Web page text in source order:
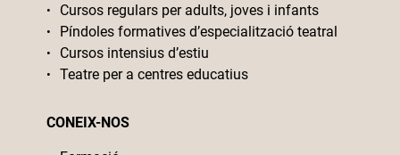
Cursos regulars per adults, joves i infants
Píndoles formatives d’especialització teatral
Cursos intensius d’estiu
Teatre per a centres educatius
CONEIX-NOS